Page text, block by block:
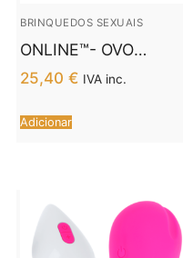
BRINQUEDOS SEXUAIS
ONLINE™- OVO
VIBRANTE COM
CONTROLE REMOTO L
ROSA
25,40 € IVA inc.
Adicionar